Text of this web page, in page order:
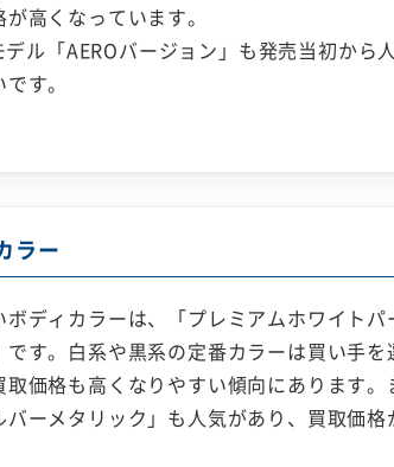
高くなっています。
ル「AEROバージョン」も発売当初から
す。
ラー
ディカラーは、「プレミアムホワイトパ
す。白系や黒系の定番カラーは買い手を
価格も高くなりやすい傾向にあります。
ーメタリック」も人気があり、買取価格